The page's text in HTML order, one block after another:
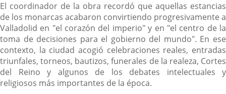
El coordinador de la obra recordó que aquellas estancias
de los monarcas acabaron convirtiendo progresivamente a
Valladolid en "el corazón del imperio" y en "el centro de la
toma de decisiones para el gobierno del mundo". En ese
contexto, la ciudad acogió celebraciones reales, entradas
triunfales, torneos, bautizos, funerales de la realeza, Cortes
del Reino y algunos de los debates intelectuales y
religiosos más importantes de la época.